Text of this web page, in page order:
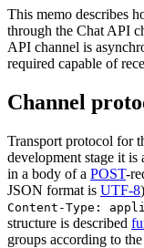
This memo describes
through the Chat API
API channel is
required capable of
Channel
Transport protocol for
development stage it is
in a body of a POST-
JSON format is UTF-8
Content-Type:
structure is described
groups according to